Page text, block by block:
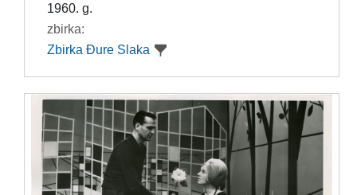
1960. g.
zbirka:
Zbirka Đure Slaka